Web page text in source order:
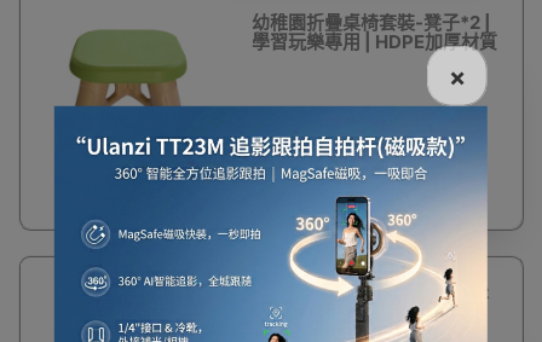
幼稚園折疊桌椅套裝-凳子*2 |
學習玩樂專用 | HDPE加厚材質
$147
加厚PP學生椅-藍色(35cm坐
高) | 三角結構 | 貼合身體 | 高
強度防滑
×